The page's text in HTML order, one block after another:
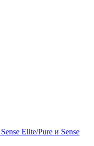
Elite/Pure и Sense